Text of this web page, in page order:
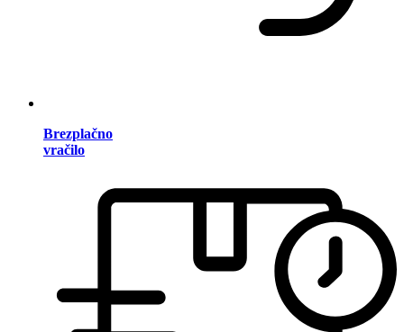
Brezplačno
vračilo